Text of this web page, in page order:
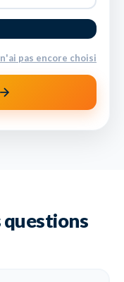
pas encore choisi
questions